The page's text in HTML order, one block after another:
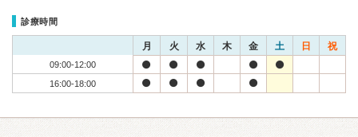
診療時間
月 火 水 木 金 土 日 祝
09:00-12:00
16:00-18:00